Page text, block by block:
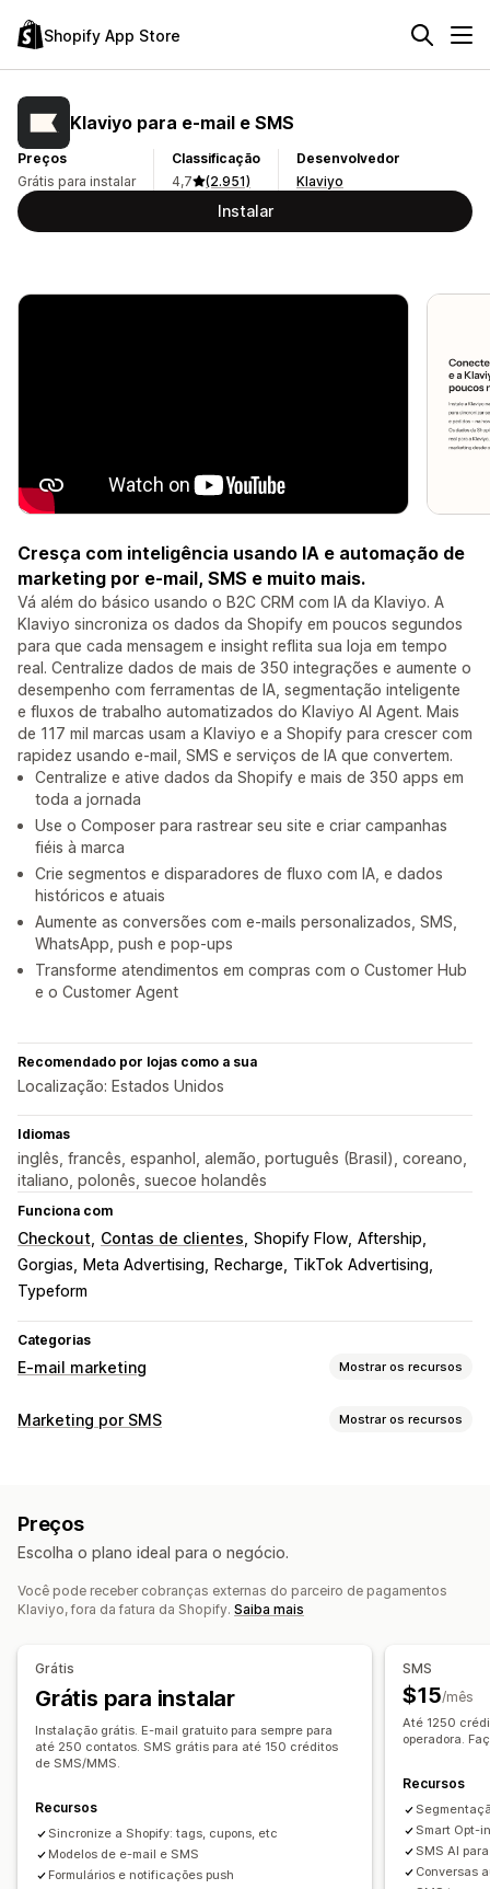
Shopify App Store
Klaviyo para e‑mail e SMS
Preços
Grátis para instalar
Classificação
4,7
(2.951)
Desenvolvedor
Klaviyo
Instalar
Cresça com inteligência usando IA e automação de
marketing por e-mail, SMS e muito mais.
Vá além do básico usando o B2C CRM com IA da Klaviyo. A
Klaviyo sincroniza os dados da Shopify em poucos segundos
para que cada mensagem e insight reflita sua loja em tempo
real. Centralize dados de mais de 350 integrações e aumente o
desempenho com ferramentas de IA, segmentação inteligente
e fluxos de trabalho automatizados do Klaviyo AI Agent. Mais
de 117 mil marcas usam a Klaviyo e a Shopify para crescer com
rapidez usando e-mail, SMS e serviços de IA que convertem.
Centralize e ative dados da Shopify e mais de 350 apps em
toda a jornada
Use o Composer para rastrear seu site e criar campanhas
fiéis à marca
Crie segmentos e disparadores de fluxo com IA, e dados
históricos e atuais
Aumente as conversões com e-mails personalizados, SMS,
WhatsApp, push e pop-ups
Transforme atendimentos em compras com o Customer Hub
e o Customer Agent
Recomendado por lojas como a sua
Localização: Estados Unidos
Idiomas
inglês, francês, espanhol, alemão, português (Brasil), coreano,
italiano, polonês, suecoe holandês
Funciona com
Checkout Contas de clientes Shopify Flow Aftership
Gorgias
Meta Advertising Recharge
TikTok Advertising
Typeform
Categorias
E-mail marketing Mostrar os recursos
Tipos de campanhas
E-mails de cross-sell
E-mails de checkout
Intenção de saída
Carrinho abandonado Abandono de navegação
E-mails de boas-vindas E-mails de acompanhamento
E-mails de disponibilidade em estoque
E-mails de recuperação de clientes
Recomendações de produtos Campanhas de gotejamento
Assinaturas
Avaliações de produtos
Gerenciamento de campanhas
Ferramenta de edição Modelos
Marketing por SMS Mostrar os recursos
ID de remetente personalizado
Mensagens personalizadas
Mensagens agendadas
Modelos Mensagens bidirecionais Métricas de conversão
Análise em tempo real
Acompanhamento de ROI
Recuperação de carrinho Mensagens de aniversário
Códigos de desconto
Solicitações de feedback
Confirmações de pedidos
Campanhas de recuperação de cliente
Preços
Escolha o plano ideal para o negócio.
Você pode receber cobranças externas do parceiro de pagamentos
Klaviyo, fora da fatura da Shopify. Saiba mais
Grátis
Grátis para instalar
Instalação grátis. E-mail gratuito para sempre para
até 250 contatos. SMS grátis para até 150 créditos
de SMS/MMS.
Recursos
Sincronize a Shopify: tags, cupons, etc
Modelos de e-mail e SMS
Formulários e notificações push
SMS
$15/mês
Até 1250
operadora.
Recursos
Smart Opt-
SMS AI
Conversas